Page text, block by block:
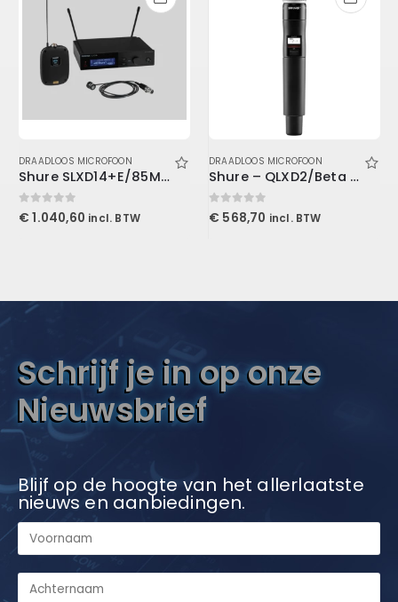
DRAADLOOS MICROFOON
Shure SLXD14+E/85M-K55
0out of 5
€ 1.040,60 incl. BTW
DRAADLOOS MICROFOON
Shure – QLXD2/Beta 58 Handheld Transmitter
0out of 5
€ 568,70 incl. BTW
Schrijf je in op onze
Nieuwsbrief
Blijf op de hoogte van het allerlaatste
nieuws en aanbiedingen.